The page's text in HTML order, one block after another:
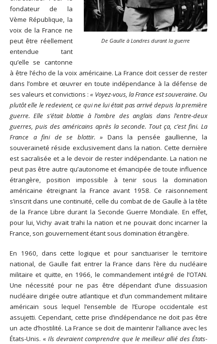
De Gaulle à Londres durant la guerre
fondateur de la
Vème République, la
voix de la France ne
peut être réellement
entendue tant
qu’elle se cantonne
à être l’écho de la voix américaine. La France doit cesser de rester
dans l’ombre et œuvrer en toute indépendance à la défense de
ses valeurs et convictions :« Voyez-vous, la France est souveraine. Ou
plutôt elle le redevient, ce qui ne lui était pas arrivé depuis la première
guerre. Elle s’était blottie à l’ombre des anglais dans l’entre-deux
guerres, puis des américains après la seconde. Tout ça, c’est fini. La
France a fini de se blottir. » Dans la pensée gaullienne, la
souveraineté réside exclusivement dans la nation. Cette dernière
est sacralisée et a le devoir de rester indépendante. La nation ne
peut pas être autre qu’autonome et émancipée de toute influence
étrangère, position impossible à tenir sous la domination
américaine étreignant la France avant 1958. Ce raisonnement
s’inscrit dans une continuité, celle du combat de de Gaulle à la tête
de la France Libre durant la Seconde Guerre Mondiale. En effet,
pour lui, Vichy avait trahi la nation et ne pouvait donc incarner la
France, son gouvernement étant sous domination étrangère.
En 1960, dans cette logique et pour sanctuariser le territoire
national, de Gaulle fait entrer la France dans l’ère du nucléaire
militaire et quitte, en 1966, le commandement intégré de l’OTAN.
Une nécessité pour ne pas être dépendant d’une dissuasion
nucléaire dirigée outre atlantique et d’un commandement militaire
américain sous lequel l’ensemble de l’Europe occidentale est
assujetti. Cependant, cette prise d’indépendance ne doit pas être
un acte d’hostilité. La France se doit de maintenir l’alliance avec les
États-Unis. «Ils devraient comprendre que le meilleur allié des États-